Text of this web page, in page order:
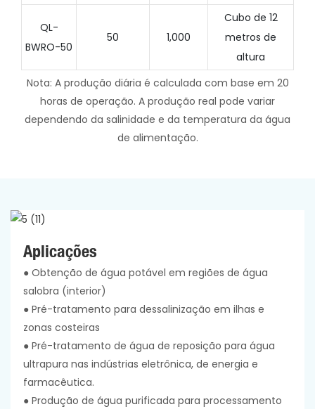
QL-
BWRO-50
50 1,000
Cubo de 12
metros de
altura
Nota: A produção diária é calculada com base em 20
horas de operação. A produção real pode variar
dependendo da salinidade e da temperatura da água
de alimentação.
Aplicações
● Obtenção de água potável em regiões de água
salobra (interior)
● Pré-tratamento para dessalinização em ilhas e
zonas costeiras
● Pré-tratamento de água de reposição para água
ultrapura nas indústrias eletrônica, de energia e
farmacêutica.
● Produção de água purificada para processamento